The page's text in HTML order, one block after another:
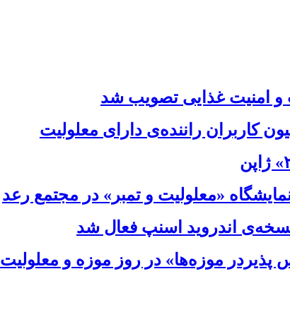
امنیت غذایی تصویب شد
کاربران راننده‌ی دارای معلولیت
«معلولیت و تمبر» در مجتمع رعد
اندروید اسنپ فعال شد
موزه‌ها» در روز موزه و معلولیت